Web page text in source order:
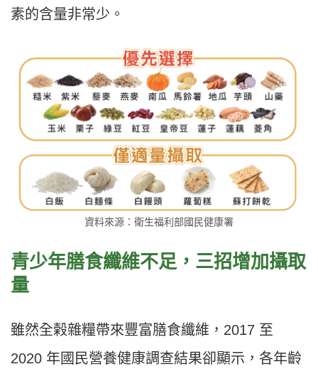
素的含量非常少。
資料來源：衛生福利部國民健康署
青少年膳食纖維不足，三招增加攝取
量
雖然全榖雜糧帶來豐富膳食纖維，2017 至
2020 年國民營養健康調查結果卻顯示，各年齡